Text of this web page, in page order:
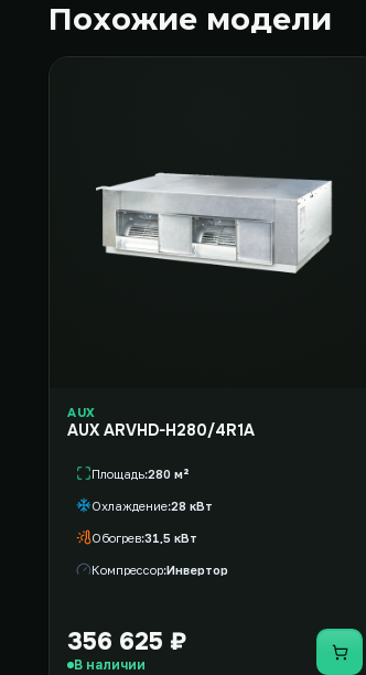
Похожие модели
AUX
AUX ARVHD-H280/4R1A
Площадь 280 м²
Охлаждение 28 кВт
Обогрев 31,5 кВт
Компрессор Инвертор
356 625 ₽
В наличии